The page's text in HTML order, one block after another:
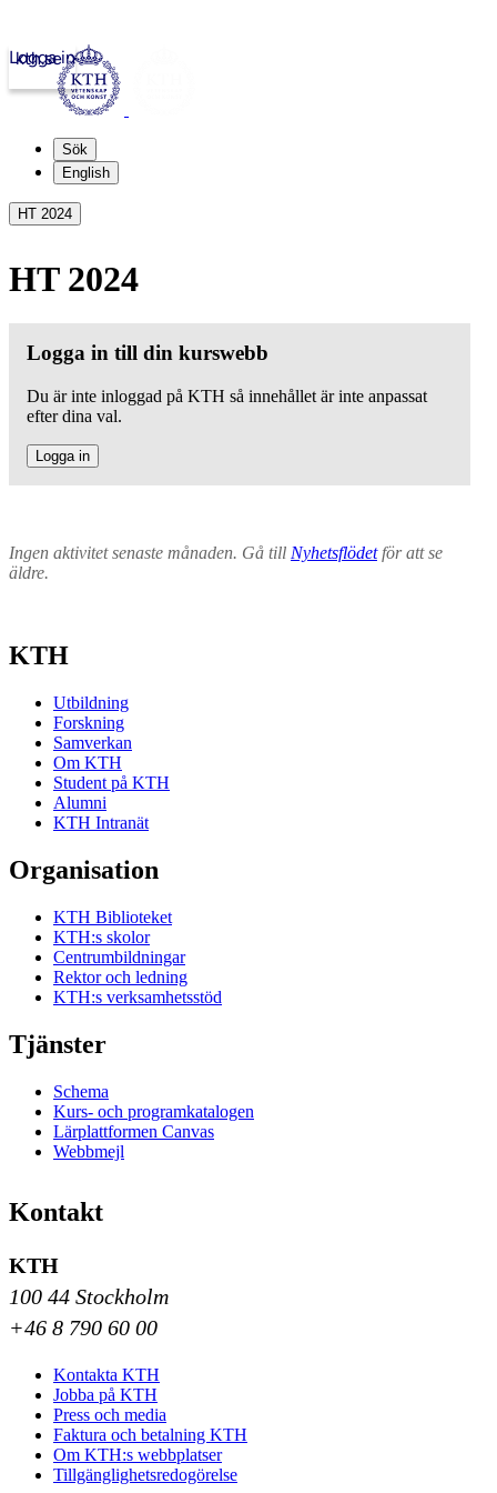
kth.se
Logga in
Sök
English
HT 2024
HT 2024
Logga in till din kurswebb
Du är inte inloggad på KTH så innehållet är inte anpassat
efter dina val.
Logga in
Ingen aktivitet senaste månaden. Gå till Nyhetsflödetför att se
äldre.
KTH
Utbildning
Forskning
Samverkan
Om KTH
Student på KTH
Alumni
KTH Intranät
Organisation
KTH Biblioteket
KTH:s skolor
Centrumbildningar
Rektor och ledning
KTH:s verksamhetsstöd
Tjänster
Schema
Kurs- och programkatalogen
Lärplattformen Canvas
Webbmejl
Kontakt
KTH
100 44 Stockholm
+46 8 790 60 00
Kontakta KTH
Jobba på KTH
Press och media
Faktura och betalning KTH
Om KTH:s webbplatser
Tillgänglighetsredogörelse